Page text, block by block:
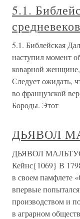
5.1.
5.1. Библейская
наступил момент
коварной
Следует ожидать,
во французской
Бороды. Этот
ДЬЯВОЛ
ДЬЯВОЛ
Кейнс{1069} В
в своем памфлете
впервые
производством и
в аграрном